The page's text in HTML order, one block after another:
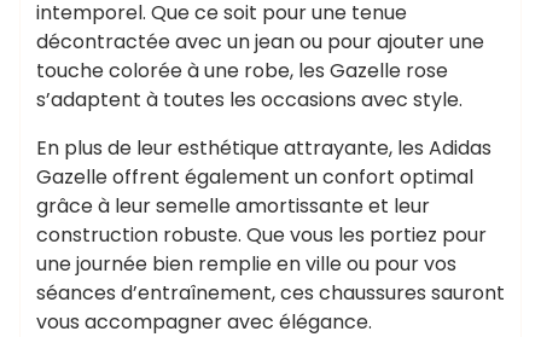
intemporel. Que ce soit pour une tenue
décontractée avec un jean ou pour ajouter une
touche colorée à une robe, les Gazelle rose
s’adaptent à toutes les occasions avec style.
En plus de leur esthétique attrayante, les Adidas
Gazelle offrent également un confort optimal
grâce à leur semelle amortissante et leur
construction robuste. Que vous les portiez pour
une journée bien remplie en ville ou pour vos
séances d’entraînement, ces chaussures sauront
vous accompagner avec élégance.